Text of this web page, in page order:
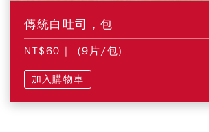
傳統白吐司，包
NT$60 | (9片/包)
加入購物車